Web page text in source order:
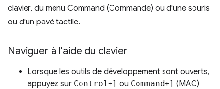
clavier, du menu Command (Commande) ou d'une souris
ou d'un pavé tactile.
Naviguer à l'aide du clavier
Lorsque les outils de développement sont ouverts,
appuyez sur Control+] ou Command+] (MAC)